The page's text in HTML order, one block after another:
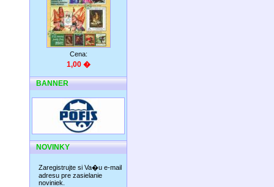
Cena:
1,00 �
BANNER
NOVINKY
Zaregistrujte si Va�u e-mail
adresu pre zasielanie
noviniek.